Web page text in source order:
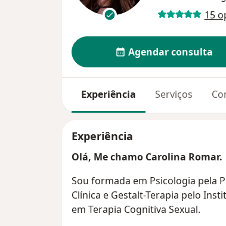
15
Agendar consulta
Experiência Serviços
Experiência
Olá, Me chamo Carolina Romar.
Sou formada em Psicologia pela
Clínica e Gestalt-Terapia pelo
em Terapia Cognitiva Sexual.